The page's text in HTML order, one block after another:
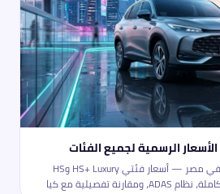
دليل شامل لـ MG HS 2026 في مصر — أسعار فئتي HS+ Luxury وHS
HEV الهجينة، المواصفات الكاملة، نظام ADAS، ومقارنة تفصيلية مع كيا